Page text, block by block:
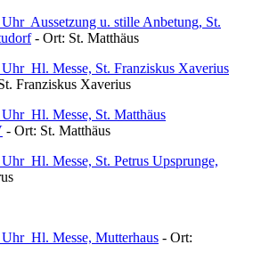
Uhr Aussetzung u. stille Anbetung, St.
- Ort: St. Matthäus
Uhr Hl. Messe, St. Franziskus Xaverius
Franziskus Xaverius
Uhr Hl. Messe, St. Matthäus
- Ort: St. Matthäus
Uhr Hl. Messe, St. Petrus Upsprunge,
Uhr Hl. Messe, Mutterhaus - Ort: